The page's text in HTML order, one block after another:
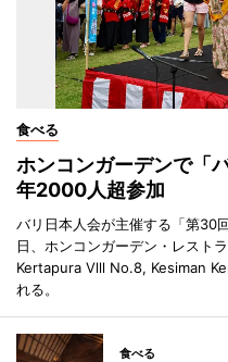
食べる
ホンコンガーデンで「
年2000人超参加
バリ日本人会が主催する「第30
日、ホンコンガーデン・レスト
Kertapura Vlll No.8, Kesiman
れる。
食べる